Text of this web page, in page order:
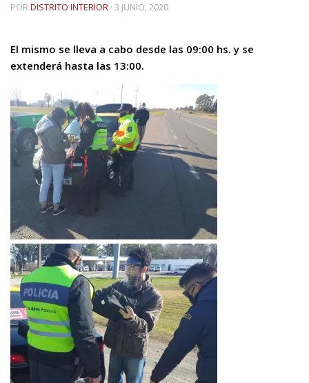
PORDISTRITO INTERIOR · 3 JUNIO, 2020
El mismo se lleva a cabo desde las 09:00 hs. y se
extenderá hasta las 13:00.